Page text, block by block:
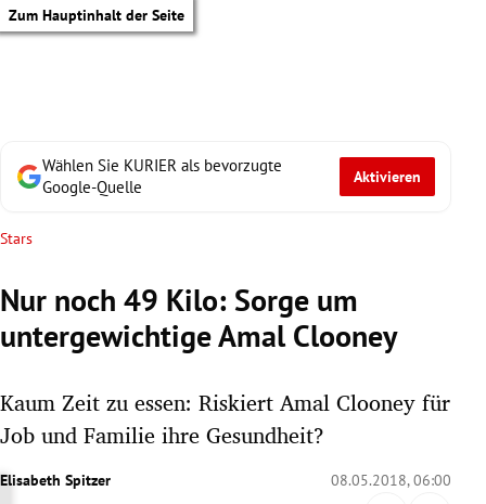
Zum Hauptinhalt der Seite
Wählen Sie KURIER als bevorzugte
Google-Quelle
Aktivieren
Stars
Nur noch 49 Kilo: Sorge um
untergewichtige Amal Clooney
Kaum Zeit zu essen: Riskiert Amal Clooney für
Job und Familie ihre Gesundheit?
Elisabeth Spitzer 08.05.2018, 06:00